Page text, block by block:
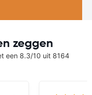
zeggen
een 8.3/10 uit 8164